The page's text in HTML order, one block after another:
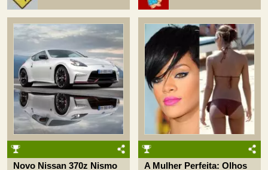
Novo Nissan 370z Nismo
A Mulher Perfeita: Olhos